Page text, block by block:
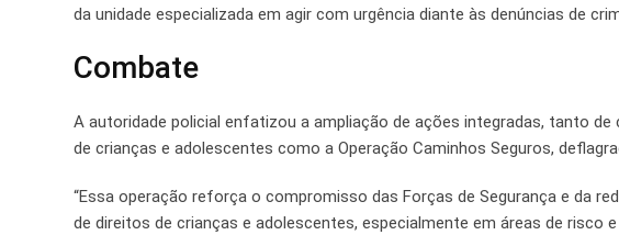
da unidade especializada em agir com urgência diante às denúncias de
Combate
A autoridade policial enfatizou a ampliação de ações integradas, tanto
de crianças e adolescentes como a Operação Caminhos Seguros,
“Essa operação reforça o compromisso das Forças de Segurança e da
de direitos de crianças e adolescentes, especialmente em áreas de risco